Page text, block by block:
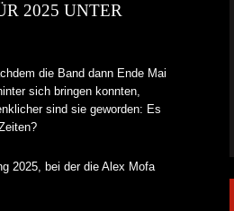
2025 UNTER
die Band dann Ende Mai
sich bringen konnten,
sind sie geworden: Es
2025, bei der die Alex Mofa